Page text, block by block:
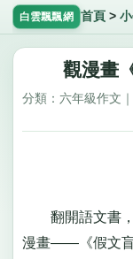
白雲飄飄網 首頁 >
觀漫畫
分類：六年級作文
翻開語文書，
漫畫——《假文盲